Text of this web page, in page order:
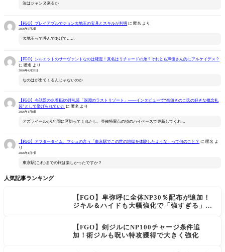
汝はジャンヌ来るか
【FGO】プレイアブルでジョン欠地王の宝具とスキルが判明 に 匿名 より
2026年5月2日
欠地王って呼んであげて……
【FGO】シルエットのサーヴァントなのは確定！真名はリチャードの弟？それとも声優さん的にアルケイデス？
に匿名 より
2026年4月28日
なのはが出てくるんじゃないのか
【FGO】今話題の水着BBの絆礼装「深淵のラストリゾート」――インタビューで“奈須きのこ氏の好きな概念礼
装”として挙げられていた に 匿名 より
2026年1月8日
アズライールが1年間に区切ってくれたし、亜種特異点の頃のハイペースで更新してくれ…
【FGO】アフタータイム、マシュの言う「東京駅でこの世の地獄を体験したような」って何のこと？ に 匿名 よ
り
2026年1月7日
東京駅(これ)までの旅は楽しかったですか？
人気記事ランキング
【FGO】卑弥呼に全体NP30％配布が追加！
ジキル＆ハイドも大幅強化で「強すぎる」の
【FGO】剣ジルにNP100チャージ条件追
加！術ジルも呪い特攻獲得で大きく強化